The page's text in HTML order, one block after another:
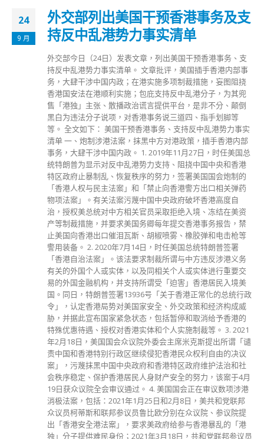
24
9 月
外交部列出美国干预香港事务及支
持反中乱港势力事实清单
外交部今日（24日）发表文章，列出美国干预香港事务、支
持反中乱港势力事实清单。 文章批评，美国插手香港内部事
务，大肆干涉中国内政；在港实施多项制裁措施，妄图阻挠
香港国安法在港顺利实施；包庇支持反中乱港分子，为其兜
售「港独」主张、散播政治谎言提供平台，是非不分、颠倒
黑白为违法分子说项，对香港事务说三道四、指手划脚等
等。 全文如下： 美国干预香港事务、支持反中乱港势力事实
清单 一、炮制涉港法案，抹黑中方对港政策，插手香港内部
事务，大肆干涉中国内政。 1. 2019年11月27日，时任美国总
统特朗普为显示对反中乱港势力支持、阻挠中国中央和香港
特区政府止暴制乱、恢复秩序的努力，签署美国国会炮制的
「香港人权与民主法案」和「禁止向香港警方出口相关弹药
物项法案」。有关法案污蔑中国中央政府破坏香港高度自
治，授权美总统对中方相关官员采取拒绝入境、冻结在美资
产等制裁措施，并要求美国务卿每年提交香港事务报告，禁
止美国向香港出口催泪瓦斯、胡椒喷雾、橡胶弹和电击枪等
警用装备。 2. 2020年7月14日，时任美国总统特朗普签署
「香港自治法案」。该法要求制裁所谓与中方违反涉港义务
有关的外国个人或实体，以及同相关个人或实体进行重要交
易的外国金融机构，并支持所谓受「迫害」香港居民入境美
国。同日，特朗普签署13936号「关于香港正常化的总统行政
令」，认定香港局势对美国家安全、外交政策和经济构成威
胁，并据此宣布国家紧急状态，包括暂停和取消给予香港的
特殊优惠待遇、授权对香港实体和个人实施制裁等。 3. 2021
年2月18日，美国国会众议院外委会主席米克斯提出所谓「谴
责中国和香港特别行政区继续侵犯香港民众权利自由的决议
案」，污蔑抹黑中国中央政府和香港特区政府维护法治和社
会秩序稳定、保护香港居民人身财产安全的努力，该案于4月
19日获众议院全会审议通过。 4. 美国国会正在审议数项涉港
消极法案，包括：2021年1月25日和2月8日，美共和党联邦
众议员柯蒂斯和联邦参议员鲁比欧分别在众议院、参议院提
出「香港安全港法案」，要求美政府给参与香港暴乱的「港
独」分子提供难民身份；2021年3月18日，共和党联邦参议员